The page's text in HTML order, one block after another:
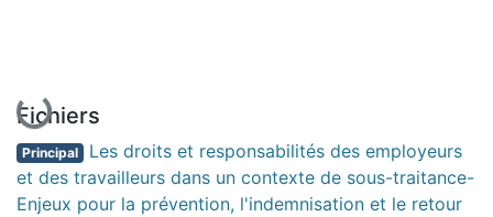
En cours de chargement...
Fichiers
Principal Les droits et responsabilités des employeurs
et des travailleurs dans un contexte de sous-traitance-
Enjeux pour la prévention, l'indemnisation et le retour